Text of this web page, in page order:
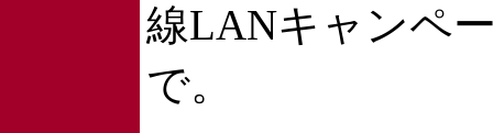
線LANキャンペ
で。